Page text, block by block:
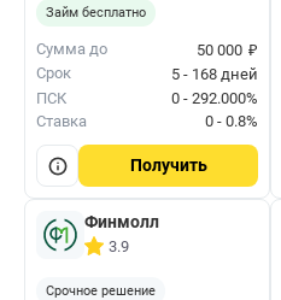
Займ бесплатно
Сумма до 50 000 ₽
Срок
5 - 168 дней
ПСК
0 - 292.000%
Ставка
0 - 0.8%
Получить
Финмолл
3.9
Срочное решение